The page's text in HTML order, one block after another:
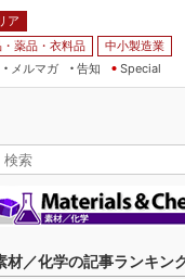
ア
薬品・衣料品
中小製造業
メルマガ
告知 Special
材／化学の記事ランキン